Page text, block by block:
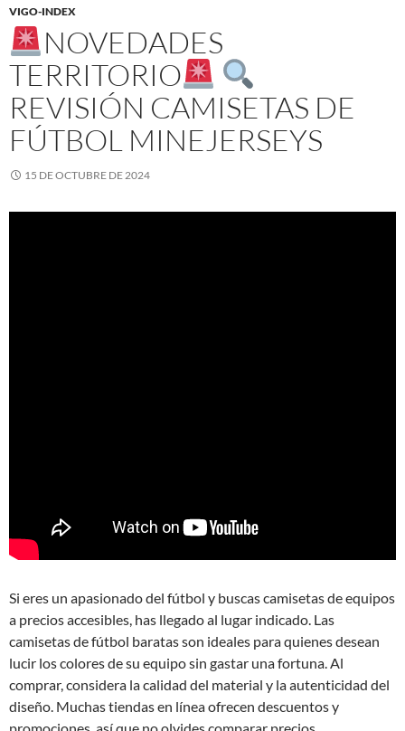
VIGO-INDEX
NOVEDADES
TERRITORIO
REVISIÓN CAMISETAS DE
FÚTBOL MINEJERSEYS
15 DE OCTUBRE DE 2024
Si eres un apasionado del fútbol y buscas camisetas de equipos
a precios accesibles, has llegado al lugar indicado. Las
camisetas de fútbol baratas son ideales para quienes desean
lucir los colores de su equipo sin gastar una fortuna. Al
comprar, considera la calidad del material y la autenticidad del
diseño. Muchas tiendas en línea ofrecen descuentos y